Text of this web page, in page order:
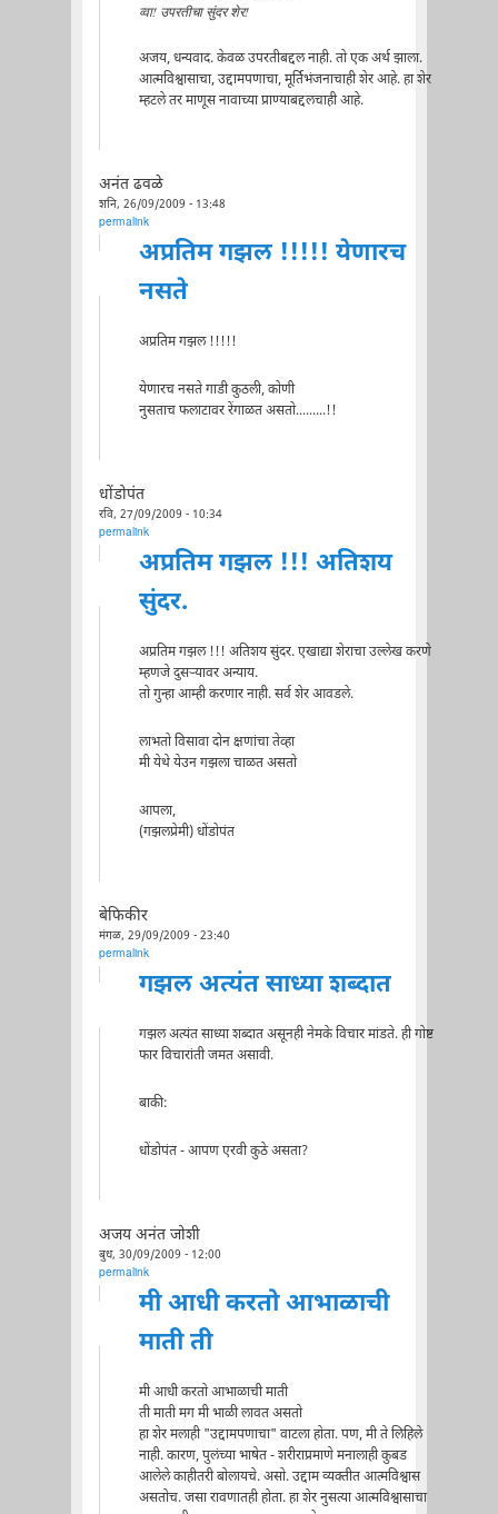
व्वा! उपरतीचा सुंदर शेर!
अजय, धन्यवाद. केवळ उपरतीबद्दल नाही. तो एक अर्थ झाला.
आत्मविश्वासाचा, उद्दामपणाचा, मूर्तिभंजनाचाही शेर आहे. हा शेर
म्हटले तर माणूस नावाच्या प्राण्याबद्दलचाही आहे.
अनंत ढवळे
शनि, 26/09/2009 - 13:48
permalink
अप्रतिम गझल !!!!! येणारच
नसते
अप्रतिम गझल !!!!!
येणारच नसते गाडी कुठली, कोणी
नुसताच फलाटावर रेंगाळत असतो.........!!
धोंडोपंत
रवि, 27/09/2009 - 10:34
permalink
अप्रतिम गझल !!! अतिशय
सुंदर.
अप्रतिम गझल !!! अतिशय सुंदर. एखाद्या शेराचा उल्लेख करणे
म्हणजे दुसर्‍यावर अन्याय.
तो गुन्हा आम्ही करणार नाही. सर्व शेर आवडले.
लाभतो विसावा दोन क्षणांचा तेव्हा
मी येथे येउन गझला चाळत असतो
आपला,
(गझलप्रेमी) धोंडोपंत
बेफिकीर
मंगळ, 29/09/2009 - 23:40
permalink
गझल अत्यंत साध्या शब्दात
गझल अत्यंत साध्या शब्दात असूनही नेमके विचार मांडते. ही गोष्ट
फार विचारांती जमत असावी.
बाकी:
धोंडोपंत - आपण एरवी कुठे असता?
अजय अनंत जोशी
बुध, 30/09/2009 - 12:00
permalink
मी आधी करतो आभाळाची
माती ती
मी आधी करतो आभाळाची माती
ती माती मग मी भाळी लावत असतो
हा शेर मलाही "उद्दामपणाचा" वाटला होता. पण, मी ते लिहिले
नाही. कारण, पुलंच्या भाषेत - शरीराप्रमाणे मनालाही कुबड
आलेले काहीतरी बोलायचे. असो. उद्दाम व्यक्तीत आत्मविश्वास
असतोच. जसा रावणातही होता. हा शेर नुसत्या आत्मविश्वासाचा